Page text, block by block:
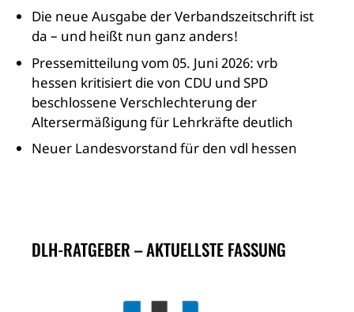
Die neue Ausgabe der Verbandszeitschrift ist
da – und heißt nun ganz anders!
Pressemitteilung vom 05. Juni 2026: vrb
hessen kritisiert die von CDU und SPD
beschlossene Verschlechterung der
Altersermäßigung für Lehrkräfte deutlich
Neuer Landesvorstand für den vdl hessen
DLH-RATGEBER – AKTUELLSTE FASSUNG